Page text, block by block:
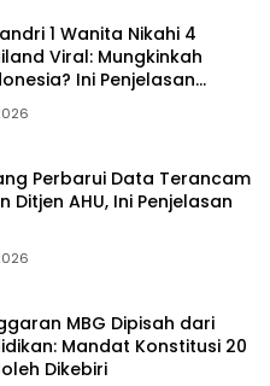
1 Wanita Nikahi 4
Viral: Mungkinkah
Ini Penjelasan
Perbarui Data Terancam
Ditjen AHU, Ini Penjelasan
MBG Dipisah dari
Mandat Konstitusi 20
Dikebiri